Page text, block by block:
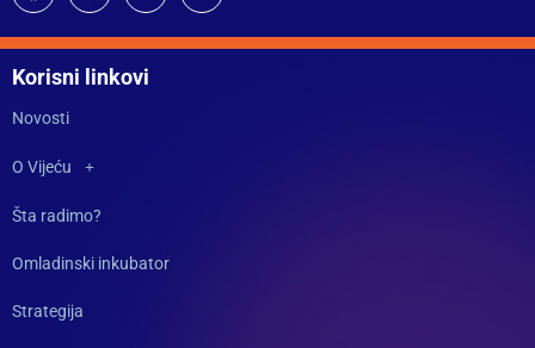
Korisni linkovi
Novosti
O Vijeću
Šta radimo?
Omladinski inkubator
Strategija